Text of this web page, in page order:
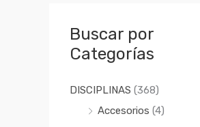
p
r
Buscar por
Categorías
DISCIPLINAS (368)
Accesorios (4)
m
n